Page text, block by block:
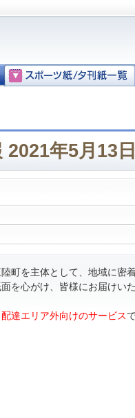
2021年5月13日
町を主体として、地域に密
を心がけ、皆様にお届けいた
配達エリア外向けのサービス